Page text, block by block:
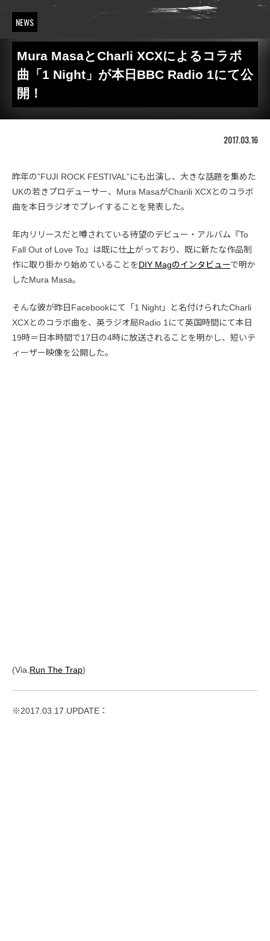
NEWS
Mura MasaとCharli XCXによるコラボ
曲「1 Night」が本日BBC Radio 1にて公
開！
2017.03.16
昨年の”FUJI ROCK FESTIVAL”にも出演し、大きな話題を集めた
UKの若きプロデューサー、Mura MasaがCharili XCXとのコラボ
曲を本日ラジオでプレイすることを発表した。
年内リリースだと噂されている待望のデビュー・アルバム『To
Fall Out of Love To』は既に仕上がっており、既に新たな作品制
作に取り掛かり始めていることをDIY Magのインタビューで明か
したMura Masa。
そんな彼が昨日Facebookにて「1 Night」と名付けられたCharli
XCXとのコラボ曲を、英ラジオ局Radio 1にて英国時間にて本日
19時＝日本時間で17日の4時に放送されることを明かし、短いテ
ィーザー映像を公開した。
(Via. Run The Trap)
※2017.03.17 UPDATE：